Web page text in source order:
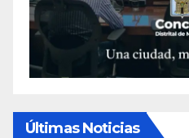
Últimas Noticias